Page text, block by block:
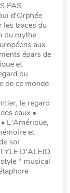
PAS
d'Orphée
les traces du
du mythe
aux
épars de
et
du
de ce monde
le regard
eaux •
L'Amérique,
et
soi
D'ALEJO
" musical